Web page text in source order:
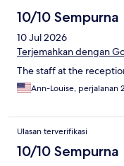
10/10 Sempurna
10 Jul 2026
Terjemahkan dengan
The staff at the
Ann-Louise, perjalanan
Ulasan terverifikasi
10/10 Sempurna